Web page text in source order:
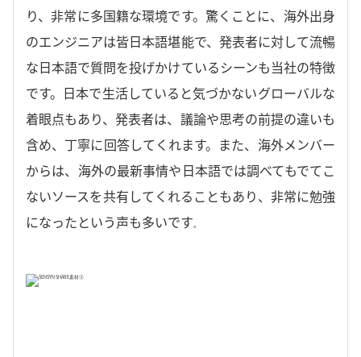
り、非常に多国籍な環境です。驚くことに、海外出身
のエンジニアは皆日本語堪能で、発表者に対して流暢
な日本語で質問を投げかけているシーンも当社の特徴
です。日本で生活していると気づかないグローバルな
着眼点もあり、発表者は、議論や思考の前提の違いも
含め、丁寧に回答してくれます。また、海外メンバー
からは、海外の最新事情や日本語では調べてもでてこ
ないソースを共有してくれることもあり、非常に勉強
になったという声も多いです。